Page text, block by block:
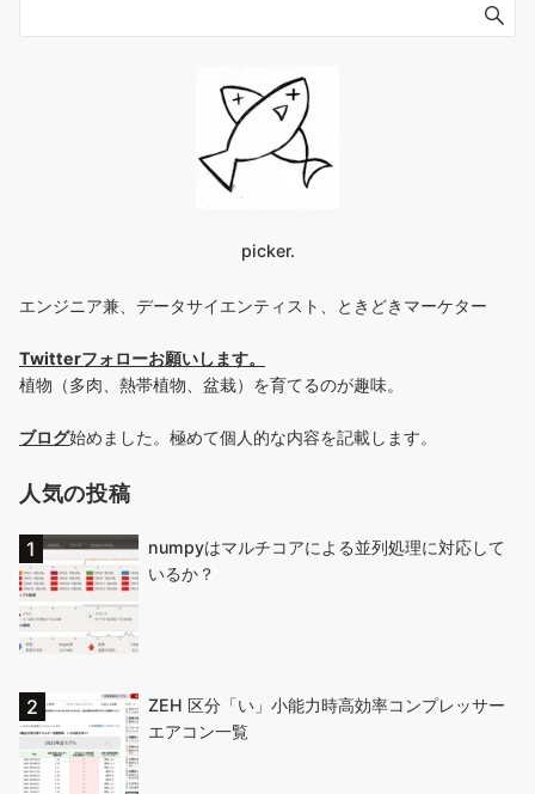
picker.
エンジニア兼、データサイエンティスト、ときどきマーケター
Twitterフォローお願いします。
植物（多肉、熱帯植物、盆栽）を育てるのが趣味。
ブログ始めました。極めて個人的な内容を記載します。
人気の投稿
numpyはマルチコアによる並列処理に対応して
いるか？
ZEH 区分「い」小能力時高効率コンプレッサー
エアコン一覧